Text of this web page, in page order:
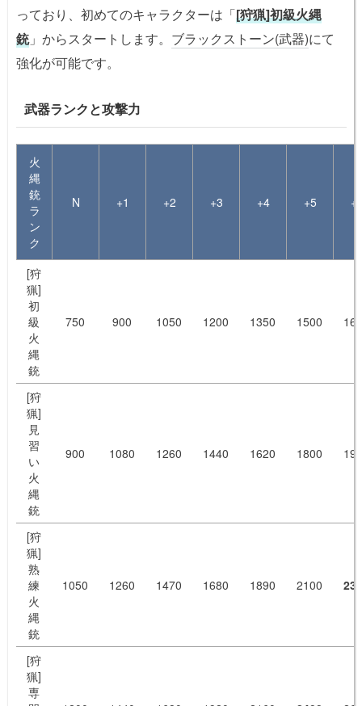
っており、初めてのキャラクターは「[狩猟]初級火縄
銃」からスタートします。 ブラックストーン(武器)にて
強化が可能です。
武器ランクと攻撃力
火
縄
銃
ラ
ン
ク
N +1 +2 +3 +4 +5
[狩
猟]
初
級
火
縄
銃
750 900 1050 1200 1350 1500
[狩
猟]
見
習
い
火
縄
銃
900 1080 1260 1440 1620 1800
[狩
猟]
熟
練
火
縄
銃
1050 1260 1470 1680 1890 2100
[狩
猟]
専